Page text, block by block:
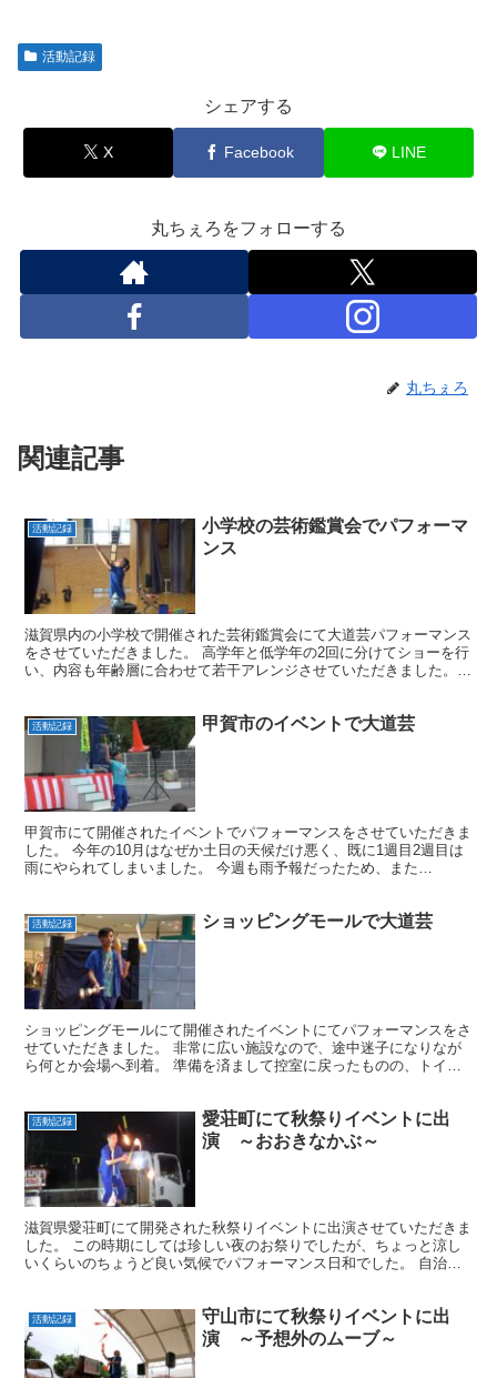
活動記録
シェアする
X Facebook LINE
丸ちぇろをフォローする
丸ちぇろ
関連記事
活動記録
小学校の芸術鑑賞会でパフォーマ
ンス
滋賀県内の小学校で開催された芸術鑑賞会にて大道芸パフォーマンス
をさせていただきました。 高学年と低学年の2回に分けてショーを行
い、内容も年齢層に合わせて若干アレンジさせていただきました。
活動記録 甲賀市のイベントで大道芸
甲賀市にて開催されたイベントでパフォーマンスをさせていただきま
した。 今年の10月はなぜか土日の天候だけ悪く、既に1週目2週目は
雨にやられてしまいました。 今週も雨予報だったため、また
活動記録 ショッピングモールで大道芸
ショッピングモールにて開催されたイベントにてパフォーマンスをさ
せていただきました。 非常に広い施設なので、途中迷子になりなが
ら何とか会場へ到着。 準備を済まして控室に戻ったものの、トイレ
活動記録
愛荘町にて秋祭りイベントに出
演 ～おおきなかぶ～
滋賀県愛荘町にて開発された秋祭りイベントに出演させていただきま
した。 この時期にしては珍しい夜のお祭りでしたが、ちょっと涼し
いくらいのちょうど良い気候でパフォーマンス日和でした。 自治会
活動記録
守山市にて秋祭りイベントに出
演 ～予想外のムーブ～